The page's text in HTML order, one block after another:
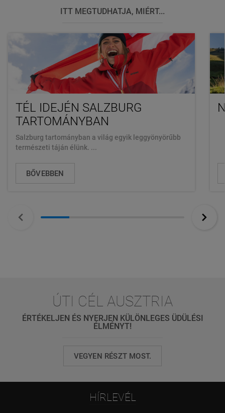
ITT MEGTUDHATJA, MIÉRT...
TÉL IDEJÉN SALZBURG
TARTOMÁNYBAN
Salzburg tartományban a világ egyik leggyönyörűbb
természeti táján élünk. ...
BŐVEBBEN
ÚTI CÉL AUSZTRIA
ÉRTÉKELJEN ÉS NYERJEN KÜLÖNLEGES ÜDÜLÉSI
ÉLMÉNYT!
VEGYEN RÉSZT MOST.
HÍRLEVÉL